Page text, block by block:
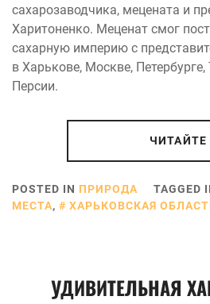
сахарозаводчика, мецената и
Харитоненко. Меценат смог
сахарную империю с
в Харькове, Москве,
Персии.
ЧИТАЙТЕ
POSTED IN ПРИРОДА TAGGED
МЕСТА, ХАРЬКОВСКАЯ
УДИВИТЕЛЬНАЯ